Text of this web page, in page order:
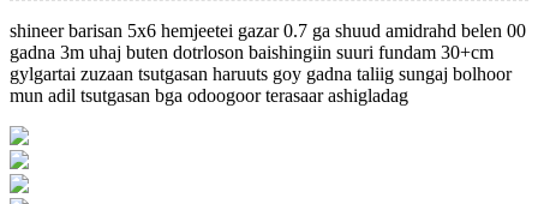
shineer barisan 5x6 hemjeetei gazar 0.7 ga shuud amidrahd belen 00
gadna 3m uhaj buten dotrloson baishingiin suuri fundam 30+cm
gylgartai zuzaan tsutgasan haruuts goy gadna taliig sungaj bolhoor
mun adil tsutgasan bga odoogoor terasaar ashigladag